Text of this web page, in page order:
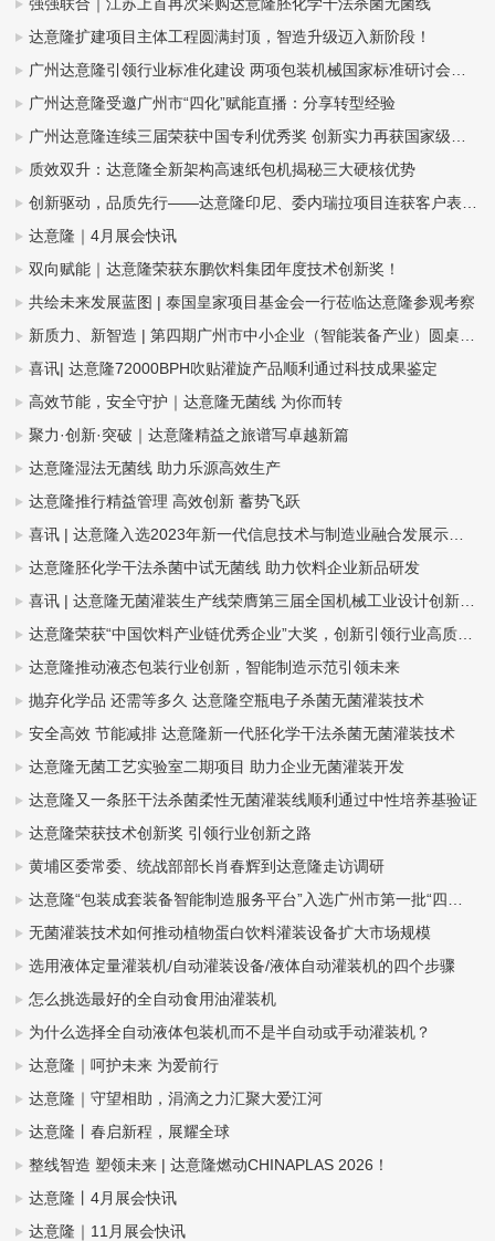
强强联合｜江苏上首再次采购达意隆胚化学干法杀菌无菌线
达意隆扩建项目主体工程圆满封顶，智造升级迈入新阶段！
广州达意隆引领行业标准化建设 两项包装机械国家标准研讨会在穗成功召开
广州达意隆受邀广州市“四化”赋能直播：分享转型经验
广州达意隆连续三届荣获中国专利优秀奖 创新实力再获国家级认可
质效双升：达意隆全新架构高速纸包机揭秘三大硬核优势
创新驱动，品质先行——达意隆印尼、委内瑞拉项目连获客户表扬信
达意隆｜4月展会快讯
双向赋能｜达意隆荣获东鹏饮料集团年度技术创新奖！
共绘未来发展蓝图 | 泰国皇家项目基金会一行莅临达意隆参观考察
新质力、新智造 | 第四期广州市中小企业（智能装备产业）圆桌会议在达意隆召开
喜讯| 达意隆72000BPH吹贴灌旋产品顺利通过科技成果鉴定
高效节能，安全守护｜达意隆无菌线 为你而转
聚力·创新·突破｜达意隆精益之旅谱写卓越新篇
达意隆湿法无菌线 助力乐源高效生产
达意隆推行精益管理 高效创新 蓄势飞跃
喜讯 | 达意隆入选2023年新一代信息技术与制造业融合发展示范名单，助力食品饮料行业新型工业化发展
达意隆胚化学干法杀菌中试无菌线 助力饮料企业新品研发
喜讯 | 达意隆无菌灌装生产线荣膺第三届全国机械工业设计创新大赛金奖，助力食品饮料行业新型工业化发展
达意隆荣获“中国饮料产业链优秀企业”大奖，创新引领行业高质量发展
达意隆推动液态包装行业创新，智能制造示范引领未来
抛弃化学品 还需等多久 达意隆空瓶电子杀菌无菌灌装技术
安全高效 节能减排 达意隆新一代胚化学干法杀菌无菌灌装技术
达意隆无菌工艺实验室二期项目 助力企业无菌灌装开发
达意隆又一条胚干法杀菌柔性无菌灌装线顺利通过中性培养基验证
达意隆荣获技术创新奖 引领行业创新之路
黄埔区委常委、统战部部长肖春辉到达意隆走访调研
达意隆“包装成套装备智能制造服务平台”入选广州市第一批“四化”赋能重点平台！
无菌灌装技术如何推动植物蛋白饮料灌装设备扩大市场规模
选用液体定量灌装机/自动灌装设备/液体自动灌装机的四个步骤
怎么挑选最好的全自动食用油灌装机
为什么选择全自动液体包装机而不是半自动或手动灌装机？
达意隆｜呵护未来 为爱前行
达意隆｜守望相助，涓滴之力汇聚大爱江河
达意隆丨春启新程，展耀全球
整线智造 塑领未来 | 达意隆燃动CHINAPLAS 2026！
达意隆丨4月展会快讯
达意隆｜11月展会快讯